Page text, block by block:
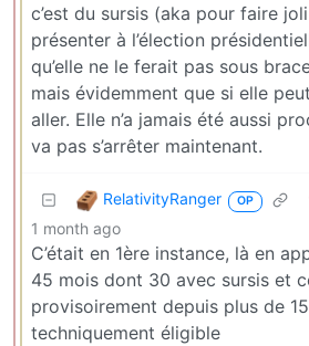
c’est du sursis (aka pour faire
présenter à l’élection
qu’elle ne le ferait pas sous
mais évidemment que si elle
aller. Elle n’a jamais été aussi
va pas s’arrêter maintenant.
RelativityRanger OP
1 month ago
C’était en 1ère instance, là en
45 mois dont 30 avec sursis et
provisoirement depuis plus de
techniquement éligible